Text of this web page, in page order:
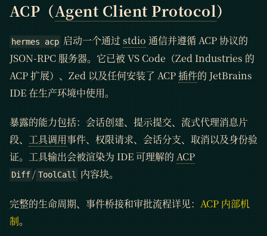
ACP（Agent Client Protocol）
hermes acp 启动一个通过stdio 通信并遵循 ACP 协议的
JSON-RPC 服务器。它已被 VS Code（Zed Industries 的
ACP 扩展）、Zed 以及任何安装了 ACP插件的 JetBrains
IDE 在生产环境中使用。
暴露的能力包括：会话创建、提示提交、流式代理消息片
段、 工具调用事件、权限请求、会话分支、取消以及身份验
证。工具输出会被渲染为 IDE 可理解的 ACP
Diff / ToolCall 内容块。
完整的生命周期、事件桥接和审批流程详见： ACP 内部机
制。